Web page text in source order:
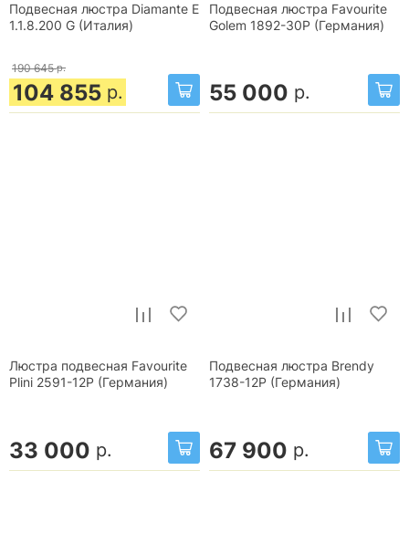
Подвесная люстра Diamante E
1.1.8.200 G (Италия)
190 645 р.
104 855 р.
Подвесная люстра Favourite
Golem 1892-30P (Германия)
55 000 р.
Люстра подвесная Favourite
Plini 2591-12P (Германия)
33 000 р.
Подвесная люстра Brendy
1738-12P (Германия)
67 900 р.